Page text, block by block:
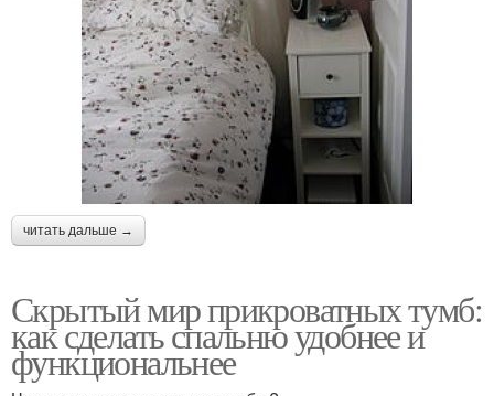
читать дальше →
Скрытый мир прикроватных тумб:
как сделать спальню удобнее и
функциональнее